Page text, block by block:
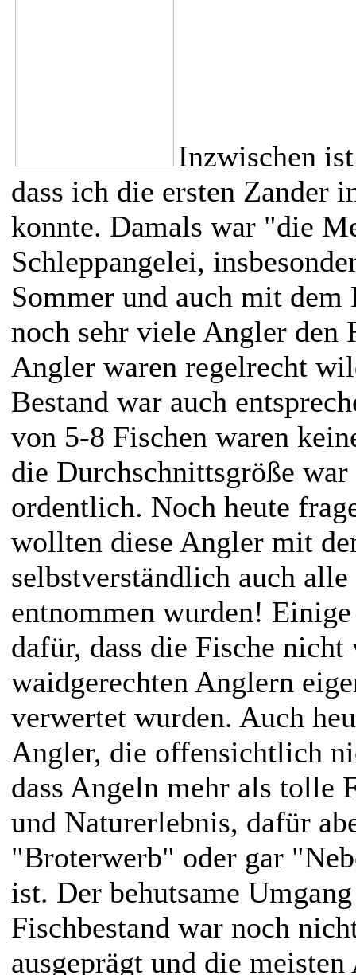
Inzwischen
dass ich die ersten Zander
konnte. Damals war "die
Schleppangelei,
Sommer und auch mit
noch sehr viele Angler den
Angler waren regelrecht
Bestand war auch
von 5-8 Fischen waren
die Durchschnittsgröße
ordentlich. Noch heute
wollten diese Angler mit
selbstverständlich auch alle
entnommen wurden!
dafür, dass die Fische nicht
waidgerechten Anglern
verwertet wurden. Auch
Angler, die offensichtlich
dass Angeln mehr als tolle
und Naturerlebnis, dafür
"Broterwerb" oder gar
ist. Der behutsame
Fischbestand war noch
ausgeprägt und die